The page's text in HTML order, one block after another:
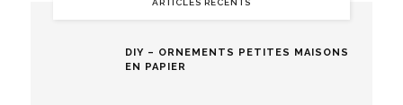
ARTICLES RÉCENTS
DIY – ORNEMENTS PETITES MAISONS
EN PAPIER